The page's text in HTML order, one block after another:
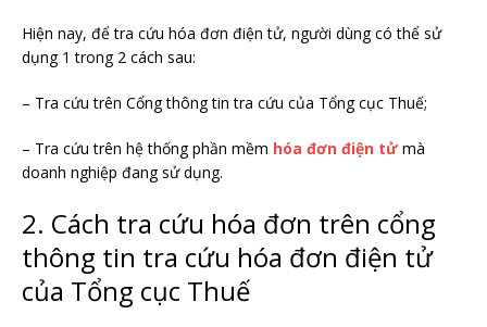
Hiện nay, để tra cứu hóa đơn điện tử, người dùng có thể sử
dụng 1 trong 2 cách sau:
– Tra cứu trên Cổng thông tin tra cứu của Tổng cục Thuế;
– Tra cứu trên hệ thống phần mềm hóa đơn điện tửmà
doanh nghiệp đang sử dụng.
2. Cách tra cứu hóa đơn trên cổng
thông tin tra cứu hóa đơn điện tử
của Tổng cục Thuế